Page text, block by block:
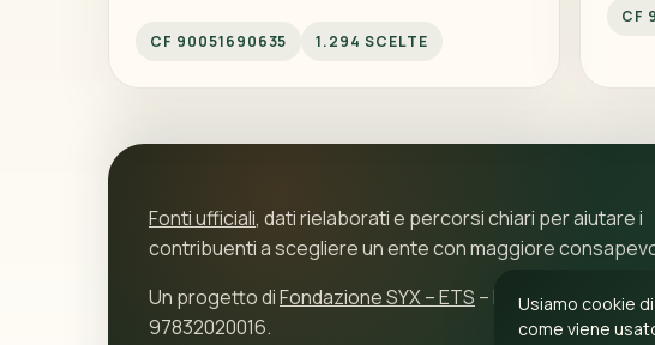
CF 90051690635 1.294 SCELTE
CF
Fonti ufficiali, dati rielaborati e percorsi chiari per aiutare i
contribuenti a scegliere un ente con maggiore
Un progetto diFondazione SYX – ETS – P.IVA 11897790017
97832020016.
Usiamo cookie
come viene